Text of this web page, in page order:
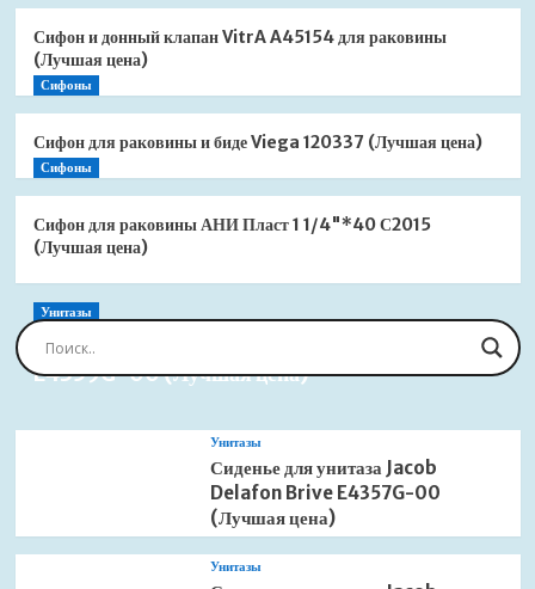
Сифон и донный клапан VitrA A45154 для раковины
(Лучшая цена)
Сифоны
Сифон для раковины и биде Viega 120337 (Лучшая цена)
Сифоны
Сифон для раковины АНИ Пласт 1 1/4"*40 С2015
(Лучшая цена)
Унитазы
Сиденье для унитаза Jacob Delafon Brive
E4359G-00 (Лучшая цена)
Унитазы
Сиденье для унитаза Jacob
Delafon Brive E4357G-00
(Лучшая цена)
Унитазы